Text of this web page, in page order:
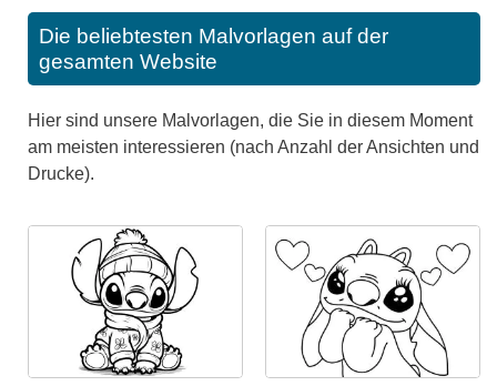
Die beliebtesten Malvorlagen auf der
gesamten Website
Hier sind unsere Malvorlagen, die Sie in diesem Moment
am meisten interessieren (nach Anzahl der Ansichten und
Drucke).